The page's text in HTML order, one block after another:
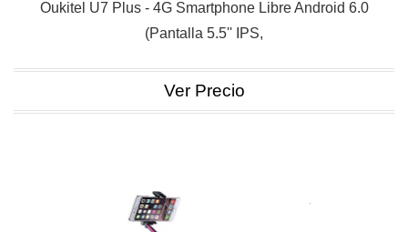
Oukitel U7 Plus - 4G Smartphone Libre Android 6.0
(Pantalla 5.5'' IPS,
Ver Precio